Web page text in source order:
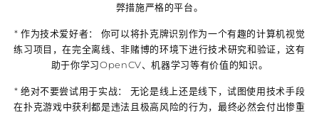
弊措施严格的平台。
* 作为技术爱好者： 你可以将扑克牌识别作为一个有趣的计算机视觉
练习项目 ，在完全离线、非赌博的环境下进行技术研究和验证，这有
助于你学习OpenCV、机器学习等有价值的知识。
* 绝对不要尝试用于实战：
无论是线上还是线下，试图使用技术手段
在扑克游戏中获利都是违法且极高风险的行为，最终必然会付出惨重